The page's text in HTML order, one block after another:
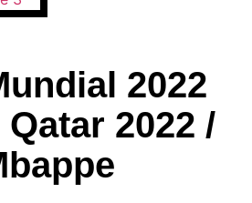
2022
2022 /